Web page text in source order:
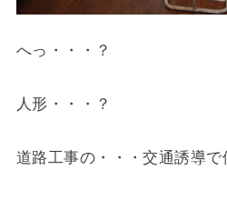
へっ・・・？
人形・・・？
道路工事の・・・交通誘導で